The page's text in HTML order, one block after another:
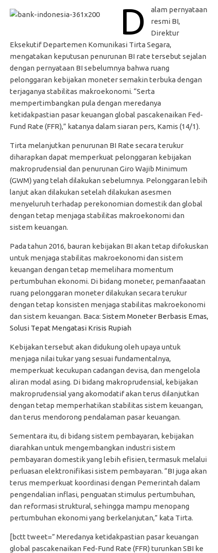
D
alam pernyataan
resmi BI,
Direktur
Eksekutif Departemen Komunikasi Tirta Segara,
mengatakan keputusan penurunan BI rate tersebut sejalan
dengan pernyataan BI sebelumnya bahwa ruang
pelonggaran kebijakan moneter semakin terbuka dengan
terjaganya stabilitas makroekonomi. “Serta
mempertimbangkan pula dengan meredanya
ketidakpastian pasar keuangan global pascakenaikan Fed-
Fund Rate (FFR),” katanya dalam siaran pers, Kamis (14/1).
Tirta melanjutkan penurunan BI Rate secara terukur
diharapkan dapat memperkuat pelonggaran kebijakan
makroprudensial dan penurunan Giro Wajib Minimum
(GWM) yang telah dilakukan sebelumnya. Pelonggaran lebih
lanjut akan dilakukan setelah dilakukan asesmen
menyeluruh terhadap perekonomian domestik dan global
dengan tetap menjaga stabilitas makroekonomi dan
sistem keuangan.
Pada tahun 2016, bauran kebijakan BI akan tetap difokuskan
untuk menjaga stabilitas makroekonomi dan sistem
keuangan dengan tetap memelihara momentum
pertumbuhan ekonomi. Di bidang moneter, pemanfaaatan
ruang pelonggaran moneter dilakukan secara terukur
dengan tetap konsisten menjaga stabilitas makroekonomi
dan sistem keuangan. Baca: Sistem Moneter Berbasis Emas,
Solusi Tepat Mengatasi Krisis Rupiah
Kebijakan tersebut akan didukung oleh upaya untuk
menjaga nilai tukar yang sesuai fundamentalnya,
memperkuat kecukupan cadangan devisa, dan mengelola
aliran modal asing. Di bidang makroprudensial, kebijakan
makroprudensial yang akomodatif akan terus dilanjutkan
dengan tetap memperhatikan stabilitas sistem keuangan,
dan terus mendorong pendalaman pasar keuangan.
Sementara itu, di bidang sistem pembayaran, kebijakan
diarahkan untuk mengembangkan industri sistem
pembayaran domestik yang lebih efisien, termasuk melalui
perluasan elektronifikasi sistem pembayaran. “BI juga akan
terus memperkuat koordinasi dengan Pemerintah dalam
pengendalian inflasi, penguatan stimulus pertumbuhan,
dan reformasi struktural, sehingga mampu menopang
pertumbuhan ekonomi yang berkelanjutan,” kata Tirta.
[bctt tweet=” Meredanya ketidakpastian pasar keuangan
global pascakenaikan Fed-Fund Rate (FFR) turunkan SBI ke